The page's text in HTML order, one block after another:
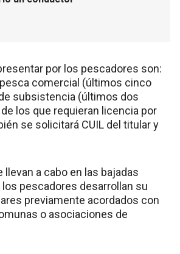
por los pescadores son:
comercial (últimos cinco
subsistencia (últimos dos
los que requieran licencia por
se solicitará CUIL del titular y
a cabo en las bajadas
pescadores desarrollan su
previamente acordados con
o asociaciones de